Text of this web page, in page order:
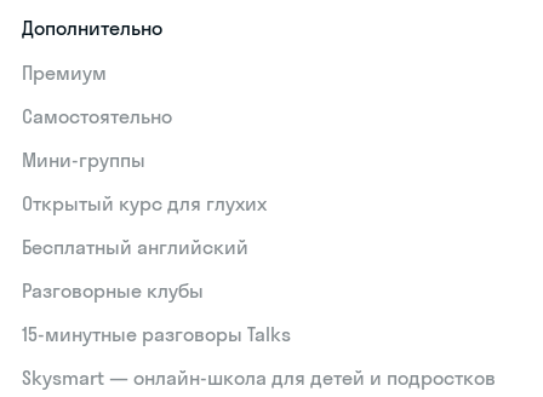
Дополнительно
Премиум
Самостоятельно
Мини-группы
Открытый курс для глухих
Бесплатный английский
Разговорные клубы
15‑минутные разговоры Talks
Skysmart — онлайн-школа для детей и подростков